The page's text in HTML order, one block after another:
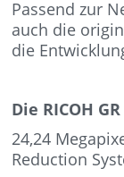
Passend zur
auch die
die
Die RICOH
24,24
Reduction